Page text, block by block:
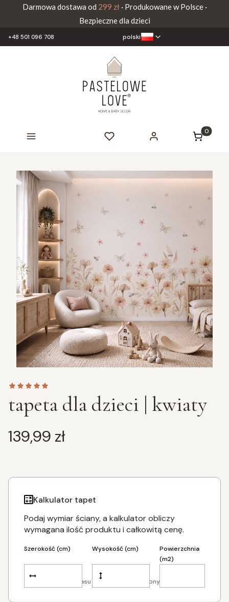
Darmowa dostawa od 299 zł· Produkowane w Polsce ·
Bezpieczne dla dzieci
+48 501 096 708 polski
Produkty
tapeta dla dzieci | kwiaty
Cena
139,99 zł
Kalkulator tapet
Podaj wymiar ściany, a kalkulator obliczy
wymagana ilość produktu i całkowitą cenę.
Szerokość (cm) Wysokość (cm)
Powierzchnia
(m2)
Dodaj po 5 cm zapasu tapety z każdej strony.